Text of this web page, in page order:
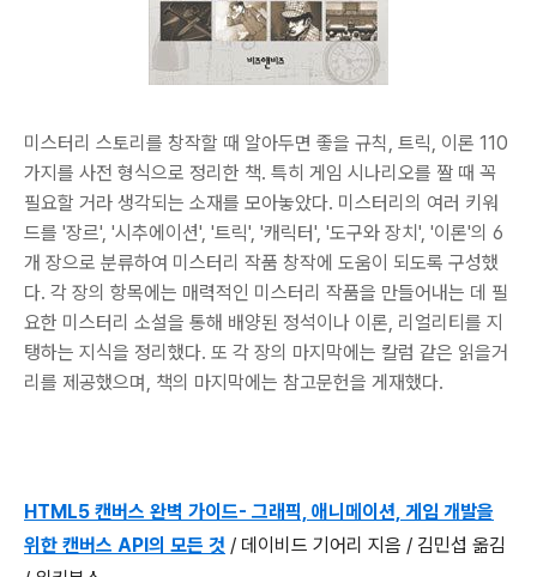
미스터리 스토리를 창작할 때 알아두면 좋을 규칙, 트릭, 이론 110
가지를 사전 형식으로 정리한 책. 특히 게임 시나리오를 짤 때 꼭
필요할 거라 생각되는 소재를 모아놓았다. 미스터리의 여러 키워
드를 '장르', '시추에이션', '트릭', '캐릭터', '도구와 장치', '이론'의 6
개 장으로 분류하여 미스터리 작품 창작에 도움이 되도록 구성했
다. 각 장의 항목에는 매력적인 미스터리 작품을 만들어내는 데 필
요한 미스터리 소설을 통해 배양된 정석이나 이론, 리얼리티를 지
탱하는 지식을 정리했다. 또 각 장의 마지막에는 칼럼 같은 읽을거
리를 제공했으며, 책의 마지막에는 참고문헌을 게재했다.
HTML5 캔버스 완벽 가이드- 그래픽, 애니메이션, 게임 개발을
위한 캔버스 API의 모든 것 / 데이비드 기어리 지음 / 김민섭 옮김